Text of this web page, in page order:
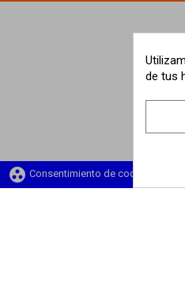
de tus
group_work Consentimiento de cookies